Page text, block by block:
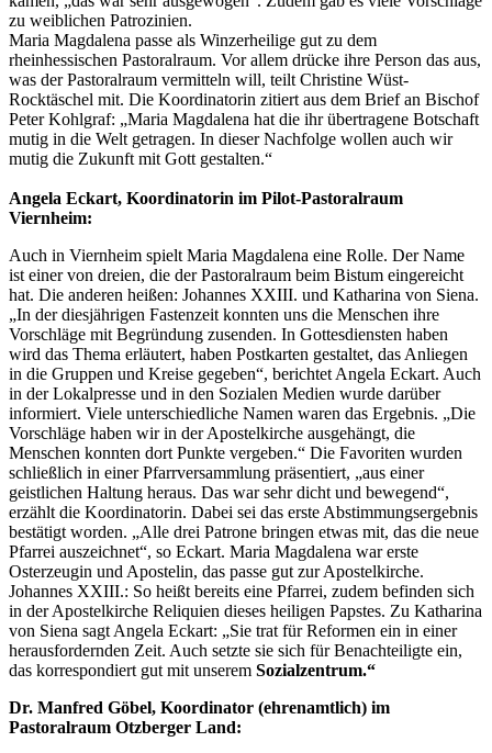
zu weiblichen Patrozinien.
Maria Magdalena passe als Winzerheilige gut zu dem
rheinhessischen Pastoralraum. Vor allem drücke ihre Person das aus,
was der Pastoralraum vermitteln will, teilt Christine Wüst-
Rocktäschel mit. Die Koordinatorin zitiert aus dem Brief an Bischof
Peter Kohlgraf: „Maria Magdalena hat die ihr übertragene Botschaft
mutig in die Welt getragen. In dieser Nachfolge wollen auch wir
mutig die Zukunft mit Gott gestalten.“
Angela Eckart, Koordinatorin im Pilot-Pastoralraum
Viernheim:
Auch in Viernheim spielt Maria Magdalena eine Rolle. Der Name
ist einer von dreien, die der Pastoralraum beim Bistum eingereicht
hat. Die anderen heißen: Johannes XXIII. und Katharina von Siena.
„In der diesjährigen Fastenzeit konnten uns die Menschen ihre
Vorschläge mit Begründung zusenden. In Gottesdiensten haben
wird das Thema erläutert, haben Postkarten gestaltet, das Anliegen
in die Gruppen und Kreise gegeben“, berichtet Angela Eckart. Auch
in der Lokalpresse und in den Sozialen Medien wurde darüber
informiert. Viele unterschiedliche Namen waren das Ergebnis. „Die
Vorschläge haben wir in der Apostelkirche ausgehängt, die
Menschen konnten dort Punkte vergeben.“ Die Favoriten wurden
schließlich in einer Pfarrversammlung präsentiert, „aus einer
geistlichen Haltung heraus. Das war sehr dicht und bewegend“,
erzählt die Koordinatorin. Dabei sei das erste Abstimmungsergebnis
bestätigt worden. „Alle drei Patrone bringen etwas mit, das die neue
Pfarrei auszeichnet“, so Eckart. Maria Magdalena war erste
Osterzeugin und Apostelin, das passe gut zur Apostelkirche.
Johannes XXIII.: So heißt bereits eine Pfarrei, zudem befinden sich
in der Apostelkirche Reliquien dieses heiligen Papstes. Zu Katharina
von Siena sagt Angela Eckart: „Sie trat für Reformen ein in einer
herausfordernden Zeit. Auch setzte sie sich für Benachteiligte ein,
das korrespondiert gut mit unserem Sozialzentrum.“
Dr. Manfred Göbel, Koordinator (ehrenamtlich) im
Pastoralraum Otzberger Land: